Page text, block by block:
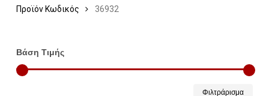
Προϊόν Κωδικός 36932
Βάση Τιμής
Φιλτράρισμα